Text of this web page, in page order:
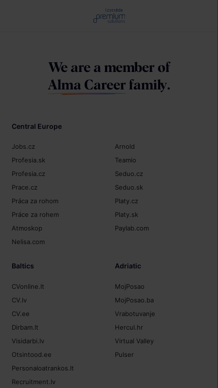
Izstrāde
We are a member of
Alma Career family.
Central Europe
Jobs.cz
Profesia.sk
Profesia.cz
Prace.cz
Práca za rohom
Práce za rohem
Atmoskop
Nelisa.com
Arnold
Teamio
Seduo.cz
Seduo.sk
Platy.cz
Platy.sk
Paylab.com
Baltics
CVonline.lt
CV.lv
CV.ee
Dirbam.lt
Visidarbi.lv
Otsintood.ee
Personaloatrankos.lt
Recruitment.lv
Adriatic
MojPosao
MojPosao.ba
Vrabotuvanje
Hercul.hr
Virtual Valley
Pulser